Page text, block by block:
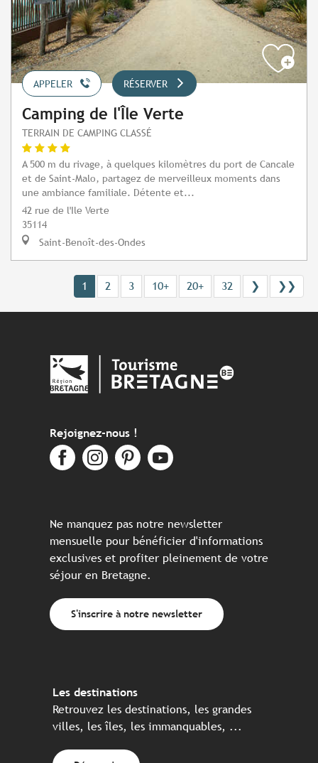
APPELER RÉSERVER
Camping de l'Île Verte
TERRAIN DE CAMPING CLASSÉ
A 500 m du rivage, à quelques kilomètres du port de Cancale
et de Saint-Malo, partagez de merveilleux moments dans
une ambiance familiale. Détente et...
42 rue de l'Ile Verte
35114
Saint-Benoît-des-Ondes
1 2 3 10+ 20+ 32 ❯ ❯❯
Rejoignez-nous !
Ne manquez pas notre newsletter
mensuelle pour bénéficier d'informations
exclusives et profiter pleinement de votre
séjour en Bretagne.
S'inscrire à notre newsletter
Les destinations
Retrouvez les destinations, les grandes
villes, les îles, les immanquables, ...